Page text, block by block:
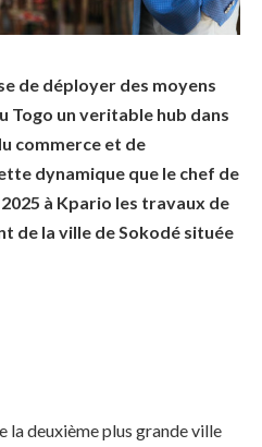
de déployer des moyens
Togo un veritable hub dans
commerce et de
dynamique que le chef de
à Kpario les travaux de
de la ville de Sokodé située
la deuxième plus grande ville